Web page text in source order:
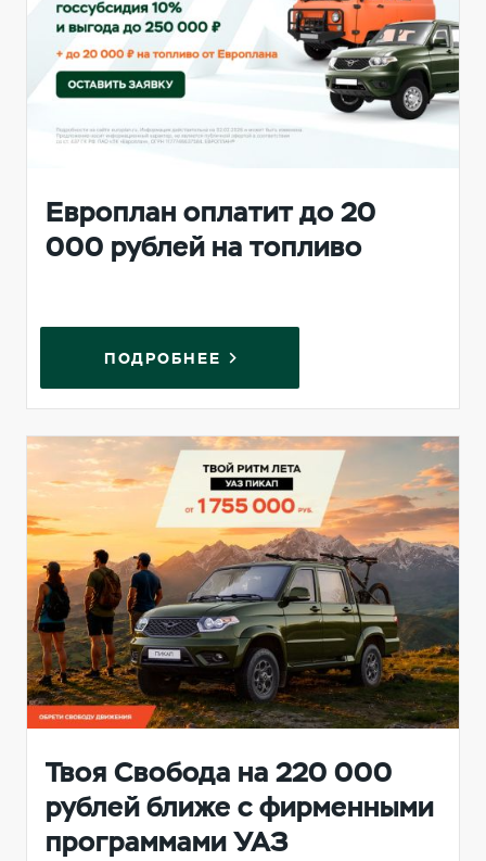
Европлан оплатит до 20
000 рублей на топливо
ПОДРОБНЕЕ
Твоя Свобода на 220 000
рублей ближе с фирменными
программами УАЗ